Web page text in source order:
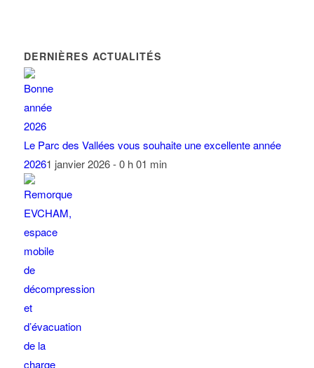
DERNIÈRES ACTUALITÉS
Le Parc des Vallées vous souhaite une excellente année
20261 janvier 2026 - 0 h 01 min